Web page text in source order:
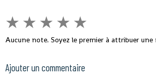
★ ★ ★ ★ ★
Aucune note. Soyez le premier à attribuer une
Ajouter un commentaire